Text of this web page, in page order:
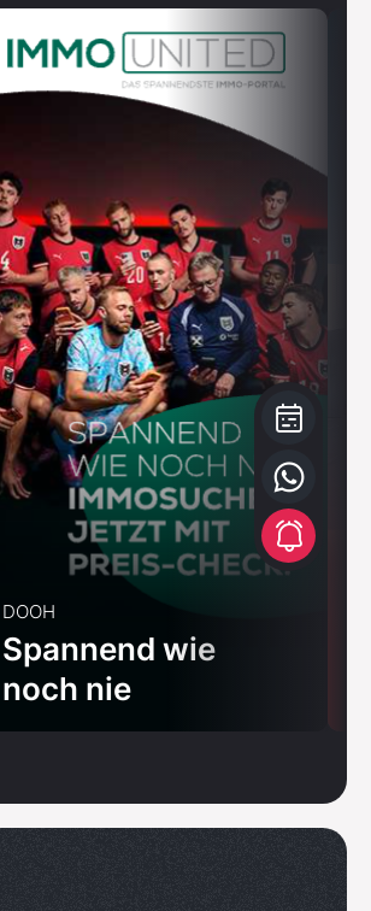
DOOH
Spannend wie
noch nie